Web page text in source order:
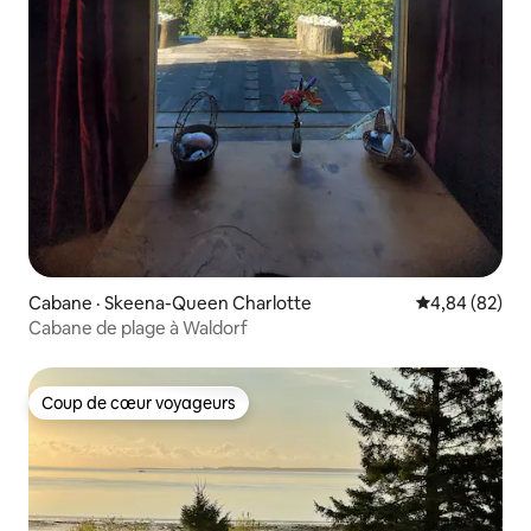
Cabane · Skeena-Queen Charlotte Note
4,84 (82)
Cabane de plage à Waldorf
Coup de cœur voyageurs
Coup de cœur voyageurs